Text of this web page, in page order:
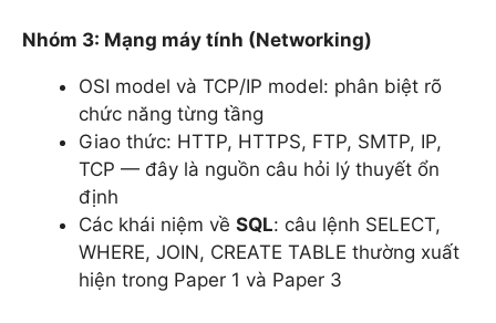
Nhóm 3: Mạng máy tính (Networking)
OSI model và TCP/IP model: phân biệt rõ
chức năng từng tầng
Giao thức: HTTP, HTTPS, FTP, SMTP, IP,
TCP — đây là nguồn câu hỏi lý thuyết ổn
định
Các khái niệm về SQL: câu lệnh SELECT,
WHERE, JOIN, CREATE TABLE thường xuất
hiện trong Paper 1 và Paper 3